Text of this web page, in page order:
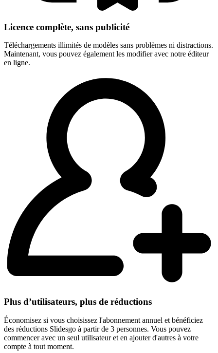
Licence complète, sans publicité
Téléchargements illimités de modèles sans problèmes ni distractions.
Maintenant, vous pouvez également les modifier avec notre éditeur
en ligne.
Plus d’utilisateurs, plus de réductions
Économisez si vous choisissez l'abonnement annuel et bénéficiez
des réductions Slidesgo à partir de 3 personnes. Vous pouvez
commencer avec un seul utilisateur et en ajouter d'autres à votre
compte à tout moment.